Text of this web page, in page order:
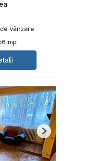
vânzare
mp
Next